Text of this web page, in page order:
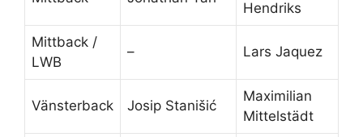
Hendriks
Mittback /
LWB
– Lars Jaquez
Vänsterback Josip Stanišić
Maximilian
Mittelstädt